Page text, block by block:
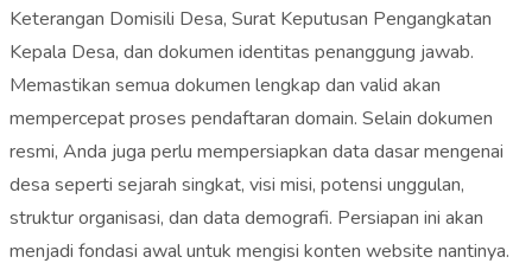
Keterangan Domisili Desa, Surat Keputusan Pengangkatan
Kepala Desa, dan dokumen identitas penanggung jawab.
Memastikan semua dokumen lengkap dan valid akan
mempercepat proses pendaftaran domain. Selain dokumen
resmi, Anda juga perlu mempersiapkan data dasar mengenai
desa seperti sejarah singkat, visi misi, potensi unggulan,
struktur organisasi, dan data demografi. Persiapan ini akan
menjadi fondasi awal untuk mengisi konten website nantinya.